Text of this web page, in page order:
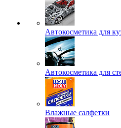
Автокосметика для
Автокосметика для
Влажные салфетки